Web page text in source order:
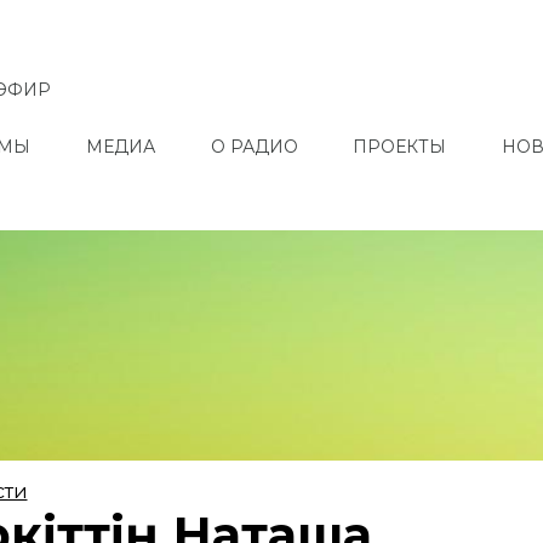
МЕДИА О РАДИО ПРОЕКТЫ